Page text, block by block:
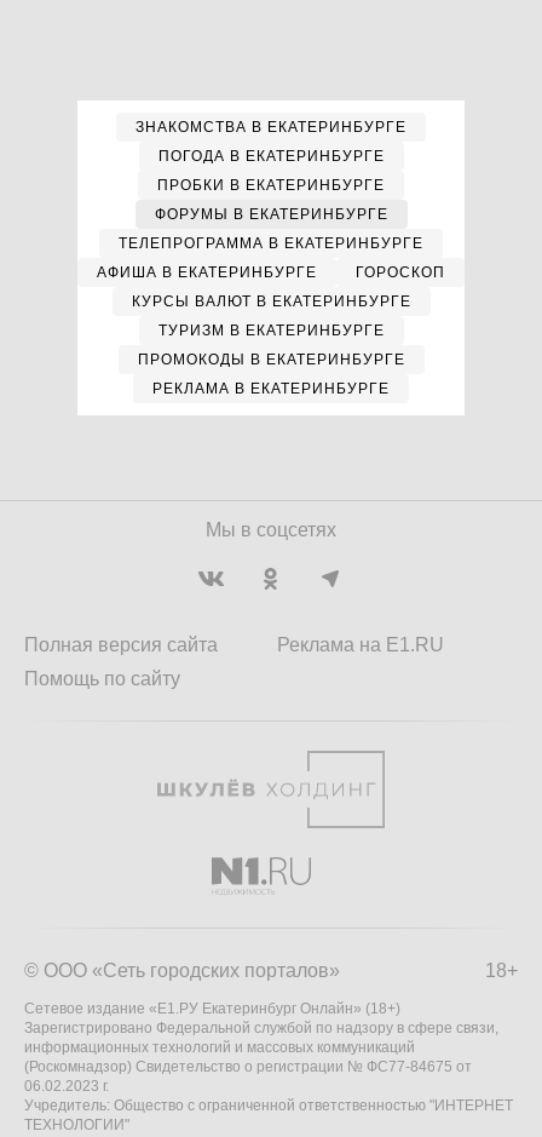
ЗНАКОМСТВА В ЕКАТЕРИНБУРГЕ
ПОГОДА В ЕКАТЕРИНБУРГЕ
ПРОБКИ В ЕКАТЕРИНБУРГЕ
ФОРУМЫ В ЕКАТЕРИНБУРГЕ
ТЕЛЕПРОГРАММА В ЕКАТЕРИНБУРГЕ
АФИША В ЕКАТЕРИНБУРГЕ
ГОРОСКОП
КУРСЫ ВАЛЮТ В ЕКАТЕРИНБУРГЕ
ТУРИЗМ В ЕКАТЕРИНБУРГЕ
ПРОМОКОДЫ В ЕКАТЕРИНБУРГЕ
РЕКЛАМА В ЕКАТЕРИНБУРГЕ
Мы в соцсетях
Полная версия сайта
Помощь по сайту
Реклама на E1.RU
18+
© ООО «Сеть городских порталов»
Сетевое издание «Е1.РУ Екатеринбург Онлайн» (18+)
Зарегистрировано Федеральной службой по надзору в сфере связи,
информационных технологий и массовых коммуникаций
(Роскомнадзор) Свидетельство о регистрации № ФС77-84675 от
06.02.2023 г.
Учредитель: Общество с ограниченной ответственностью "ИНТЕРНЕТ
ТЕХНОЛОГИИ"